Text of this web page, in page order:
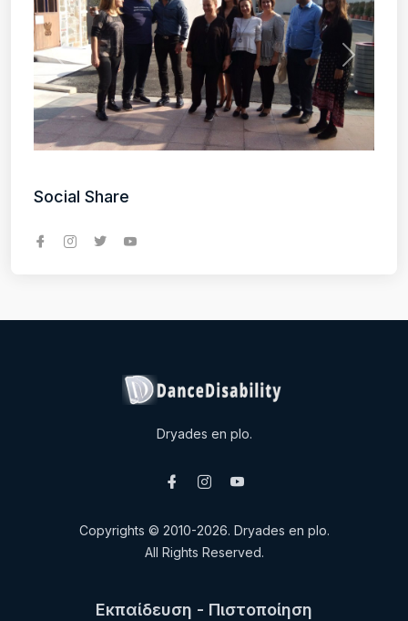
Social Share
Dryades en plo.
Copyrights © 2010-2026. Dryades en plo.
All Rights Reserved.
Εκπαίδευση - Πιστοποίηση